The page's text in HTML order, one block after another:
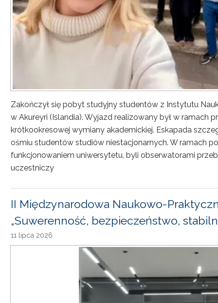
Zakończył się pobyt studyjny studentów z Instytutu
w Akureyri (Islandia). Wyjazd realizowany był w ramach
krótkookresowej wymiany akademickiej. Eskapada
ośmiu studentów studiów niestacjonarnych. W ramach
funkcjonowaniem uniwersytetu, byli obserwatorami
uczestniczy
II Międzynarodowa Naukowo-
„Suwerenność, bezpieczeństwo,
11 lipca 2026